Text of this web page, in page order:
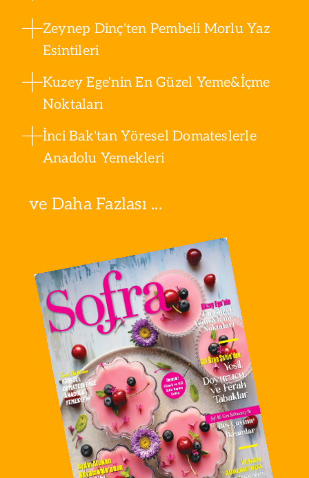
Zeynep Dinç'ten Pembeli Morlu Yaz
Esintileri
Kuzey Ege'nin En Güzel Yeme&İçme
Noktaları
İnci Bak'tan Yöresel Domateslerle
Anadolu Yemekleri
ve Daha Fazlası ...